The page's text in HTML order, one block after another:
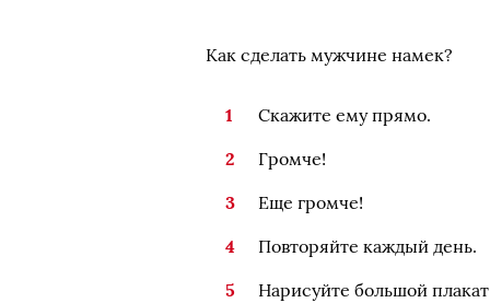
Как сделать мужчине намек?
Скажите ему прямо.
Громче!
Еще громче!
Повторяйте каждый день.
Нарисуйте большой